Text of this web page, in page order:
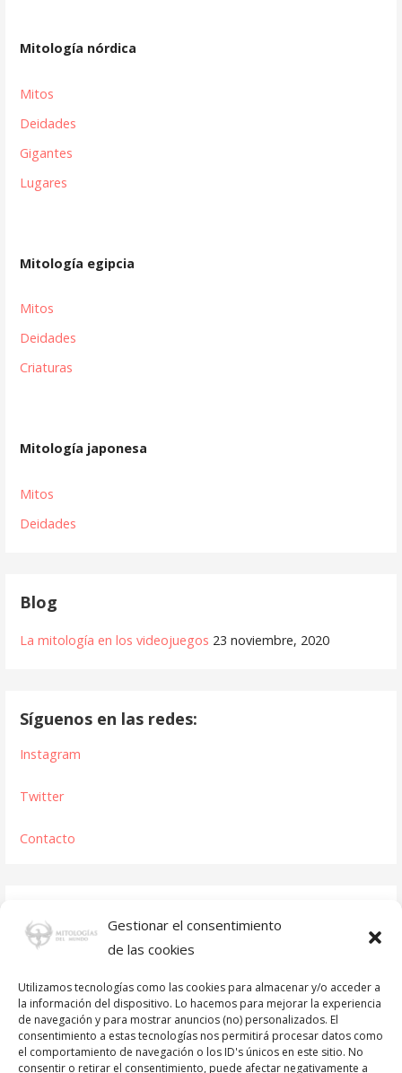
Gestionar el consentimiento
de las cookies
Utilizamos tecnologías como las cookies para almacenar y/o acceder a
la información del dispositivo. Lo hacemos para mejorar la experiencia
de navegación y para mostrar anuncios (no) personalizados. El
consentimiento a estas tecnologías nos permitirá procesar datos como
el comportamiento de navegación o los ID's únicos en este sitio. No
consentir o retirar el consentimiento, puede afectar negativamente a
Mitología nórdica
Mitos
Deidades
Gigantes
Lugares
Mitología egipcia
Mitos
Deidades
Criaturas
Mitología japonesa
Mitos
Deidades
Blog
La mitología en los videojuegos 23 noviembre, 2020
Síguenos en las redes:
Instagram
Twitter
Contacto